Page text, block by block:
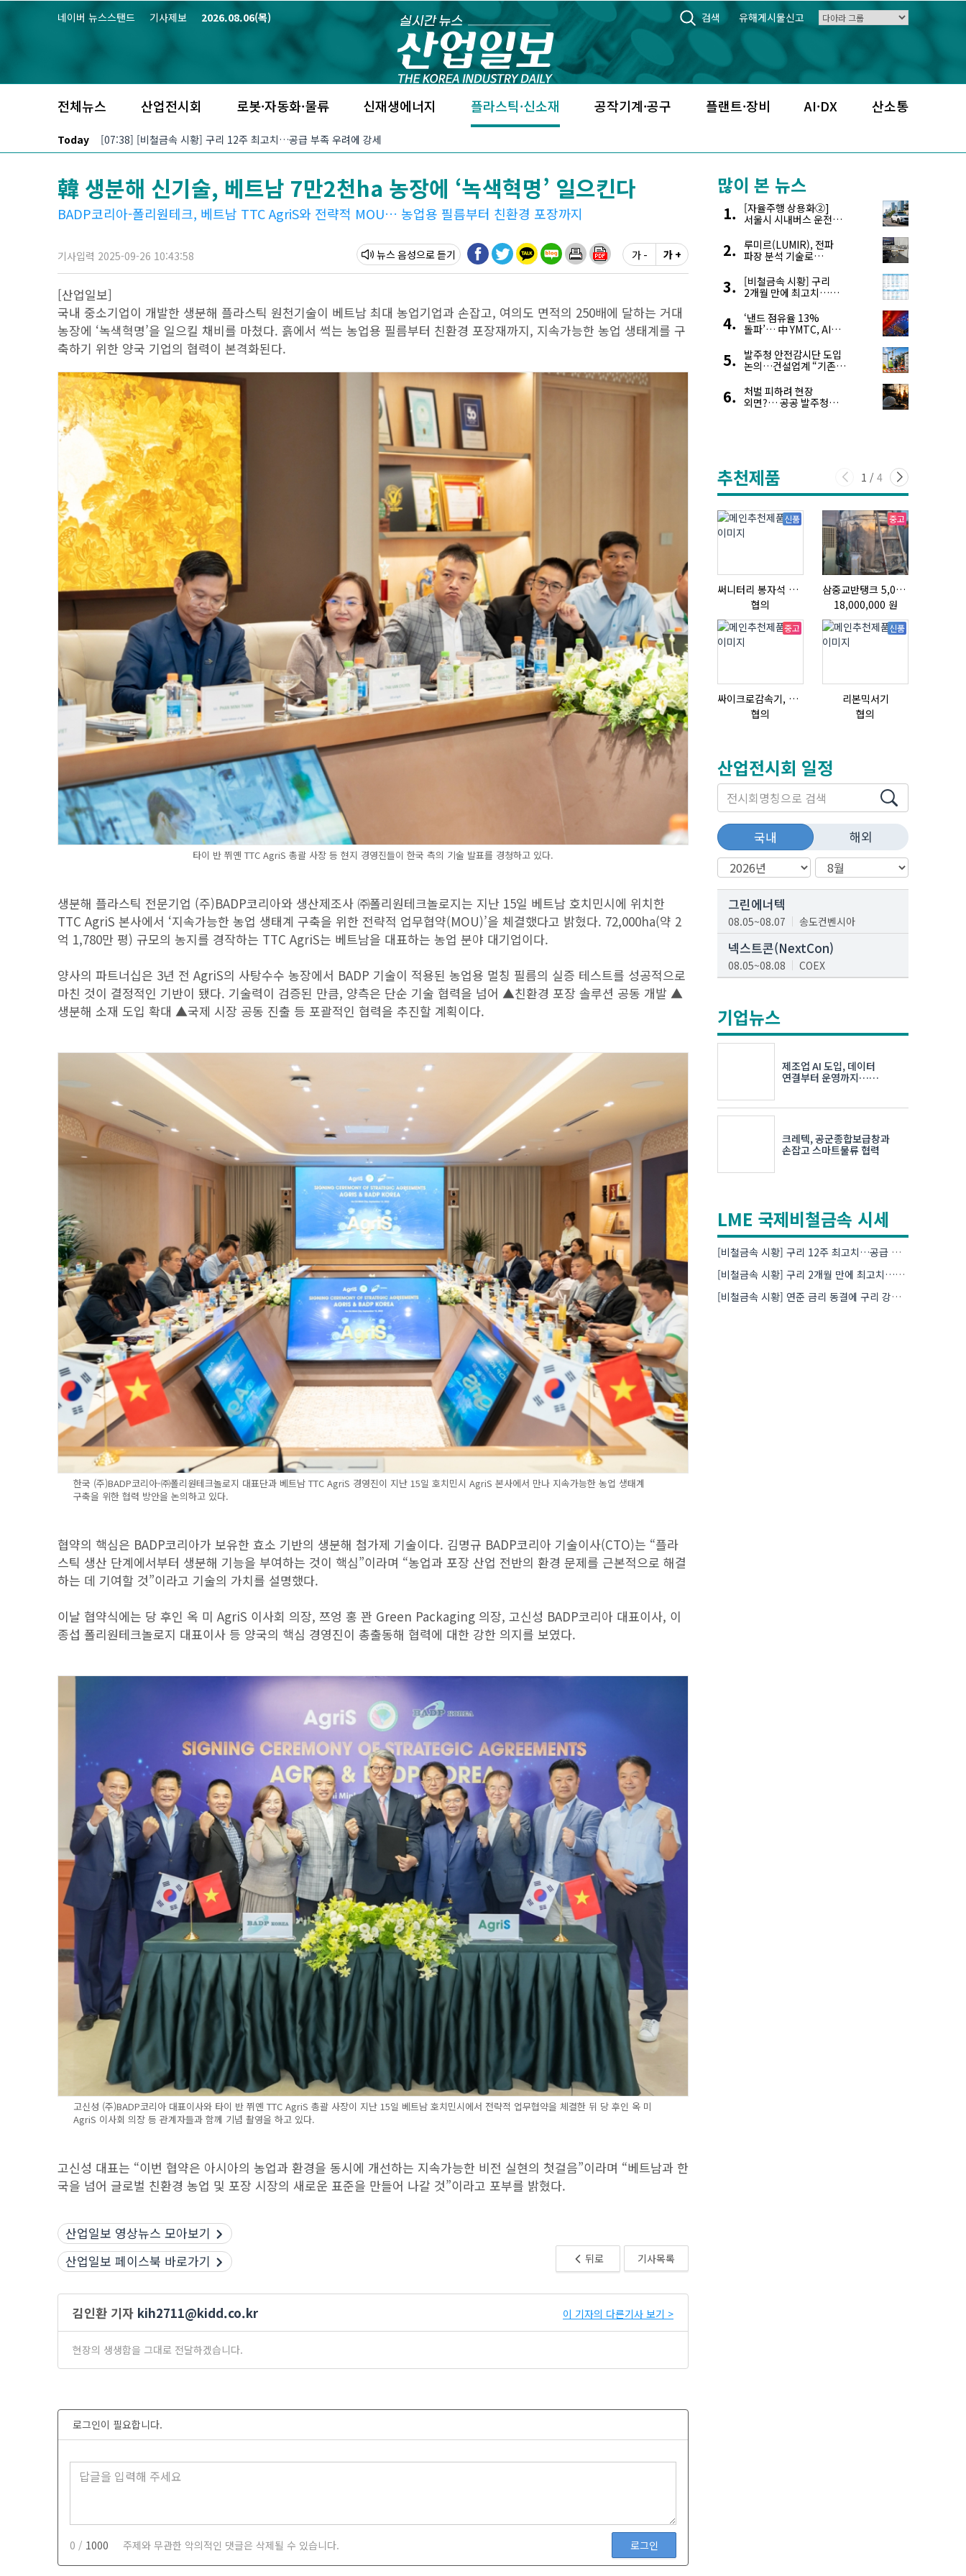
네이버 뉴스스탠드 기사제보 2026.08.06(목) 검색 유해게시물신고
전체뉴스 산업전시회 로봇·자동화·물류 신재생에너지 플라스틱·신소재 공작기계·공구 플랜트·장비 AI·DX 산소통
Today [07:38] [비철금속 시황] 구리 12주 최고치…공급 부족 우려에 강세
韓 생분해 신기술, 베트남 7만2천ha 농장에 ‘녹색혁명’ 일으킨다
BADP코리아-폴리원테크, 베트남 TTC AgriS와 전략적 MOU… 농업용 필름부터 친환경 포장까지
기사입력 2025-09-26 10:43:58 뉴스 음성 가 - 가 +
[산업일보]
국내 중소기업이 개발한 생분해 플라스틱 원천기술이 베트남 최대 농업기업과 손잡고, 여의도 면적의 250배에 달하는 거대
농장에 ‘녹색혁명’을 일으킬 채비를 마쳤다. 흙에서 썩는 농업용 필름부터 친환경 포장재까지, 지속가능한 농업 생태계를 구
축하기 위한 양국 기업의 협력이 본격화된다.
타이 반 쮜옌 TTC AgriS 총괄 사장 등 현지 경영진들이 한국 측의 기술 발표를 경청하고 있다.
생분해 플라스틱 전문기업 (주)BADP코리아와 생산제조사 ㈜폴리원테크놀로지는 지난 15일 베트남 호치민시에 위치한
TTC AgriS 본사에서 ‘지속가능한 농업 생태계 구축을 위한 전략적 업무협약(MOU)’을 체결했다고 밝혔다. 72,000ha(약 2
억 1,780만 평) 규모의 농지를 경작하는 TTC AgriS는 베트남을 대표하는 농업 분야 대기업이다.
양사의 파트너십은 3년 전 AgriS의 사탕수수 농장에서 BADP 기술이 적용된 농업용 멀칭 필름의 실증 테스트를 성공적으로
마친 것이 결정적인 기반이 됐다. 기술력이 검증된 만큼, 양측은 단순 기술 협력을 넘어 ▲친환경 포장 솔루션 공동 개발 ▲
생분해 소재 도입 확대 ▲국제 시장 공동 진출 등 포괄적인 협력을 추진할 계획이다.
한국 (주)BADP코리아-㈜폴리원테크놀로지 대표단과 베트남 TTC AgriS 경영진이 지난 15일 호치민시 AgriS 본사에서 만나 지속가능한 농업 생태계
구축을 위한 협력 방안을 논의하고 있다.
협약의 핵심은 BADP코리아가 보유한 효소 기반의 생분해 첨가제 기술이다. 김명규 BADP코리아 기술이사(CTO)는 “플라
스틱 생산 단계에서부터 생분해 기능을 부여하는 것이 핵심”이라며 “농업과 포장 산업 전반의 환경 문제를 근본적으로 해결
하는 데 기여할 것”이라고 기술의 가치를 설명했다.
이날 협약식에는 당 후인 옥 미 AgriS 이사회 의장, 쯔엉 홍 꽌 Green Packaging 의장, 고신성 BADP코리아 대표이사, 이
종섭 폴리원테크놀로지 대표이사 등 양국의 핵심 경영진이 총출동해 협력에 대한 강한 의지를 보였다.
고신성 (주)BADP코리아 대표이사와 타이 반 쮜옌 TTC AgriS 총괄 사장이 지난 15일 베트남 호치민시에서 전략적 업무협약을 체결한 뒤 당 후인 옥 미
AgriS 이사회 의장 등 관계자들과 함께 기념 촬영을 하고 있다.
고신성 대표는 “이번 협약은 아시아의 농업과 환경을 동시에 개선하는 지속가능한 비전 실현의 첫걸음”이라며 “베트남과 한
국을 넘어 글로벌 친환경 농업 및 포장 시장의 새로운 표준을 만들어 나갈 것”이라고 포부를 밝혔다.
뒤로 기사목록
산업일보 영상뉴스 모아보기
산업일보 페이스북 바로가기
김인환 기자 kih2711@kidd.co.kr 이 기자의 다른기사 보기 >
현장의 생생함을 그대로 전달하겠습니다.
로그인이 필요합니다.
0 / 1000 주제와 무관한 악의적인 댓글은 삭제될 수 있습니다. 로그인
많이 본 뉴스
[자율주행 상용화②]
서울시 시내버스 운전자
해결한다
루미르(LUMIR), 전파
파장 분석 기술로
[비철금속 시황] 구리
2개월 만에 최고치…
우려 확대
‘낸드 점유율 13%
돌파’… 中 YMTC, AI
4위 맹추격
발주청 안전감시단 도입
논의…건설업계 “기존
처벌 피하려 현장
외면?… 공공 발주청
추천제품 1 / 4
신품
써니터리 봉자석 세트 SPECIAL , 봉자석 , 자석봉 , 호퍼용자석 , 전자석
협의
중고
삼중교반탱크 5,000L
18,000,000 원
중고
싸이크로감속기, 감속기제작
협의
신품
리본믹서기
협의
산업전시회 일정
국내 해외
그린에너텍
08.05~08.07 송도컨벤시아
넥스트콘(NextCon)
08.05~08.08 COEX
08.19~08.21
K-PRINT
자율주행모빌리티산업전
08.25~08.27
08.26~08.28 수원컨벤션센터
기업뉴스
제조업 AI 도입, 데이터
연결부터 운영까지…
크레텍, 공군종합보급창과
손잡고 스마트물류 협력
LME 국제비철금속 시세
[비철금속 시황] 구리 12주 최고치…공급 부족 우려에 강세
[비철금속 시황] 구리 2개월 만에 최고치…재고 감소에 공급 부족 우려 확대
[비철금속 시황] 연준 금리 동결에 구리 강세…공급 부족 우려도 가격 지지